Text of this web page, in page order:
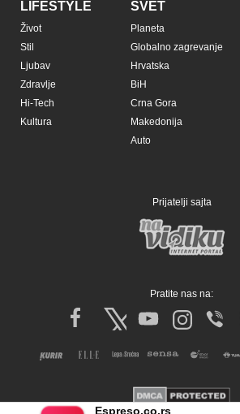
LIFESTYLE
Život
Stil
Ljubav
Zdravlje
Hi-Tech
Kultura
SVET
Planeta
Globalno zagrevanje
Hrvatska
BiH
Crna Gora
Makedonija
Auto
Prijatelji sajta
Pratite nas na:
Espreso.co.rs